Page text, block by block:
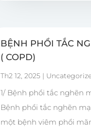
BỆNH PHỔI TẮC
( COPD)
Th2 12, 2025 |
1/ Bệnh phổi tắc nghẽn
Bệnh phổi tắc nghẽn
một bệnh viêm phổi